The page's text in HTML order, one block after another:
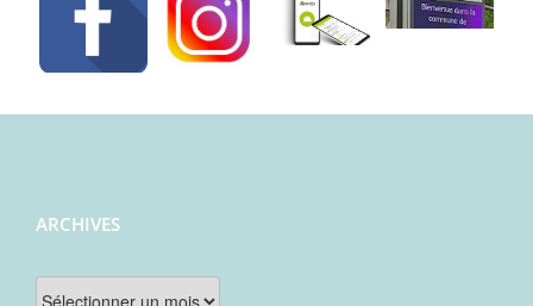
ARCHIVES
Archives